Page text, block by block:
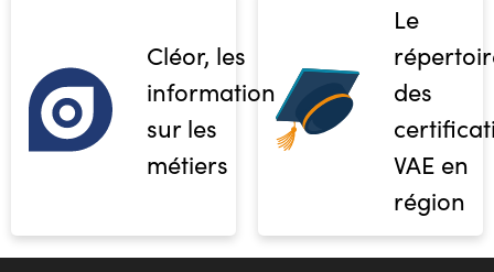
Cléor, les
informations
sur les
métiers
Le
des
VAE en
région